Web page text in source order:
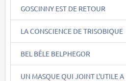
GOSCINNY EST DE RETOUR
LA CONSCIENCE DE TRISOBIQUE
BEL BÊLE BELPHEGOR
UN MASQUE QUI JOINT L'UTILE A